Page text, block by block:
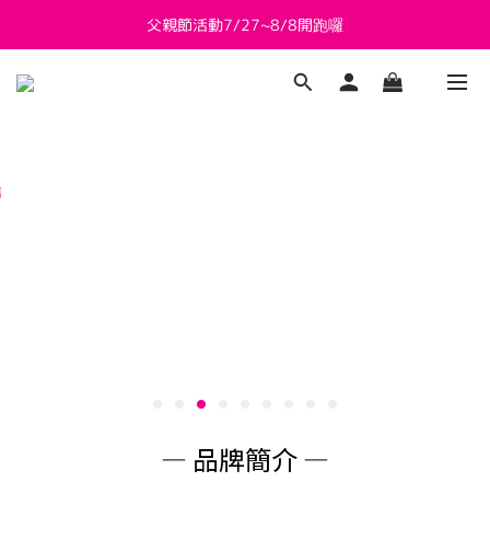
新會員送 $800購物金
父親節活動7/27~8/8開跑囉
新會員送 $800購物金
— 品牌簡介 —